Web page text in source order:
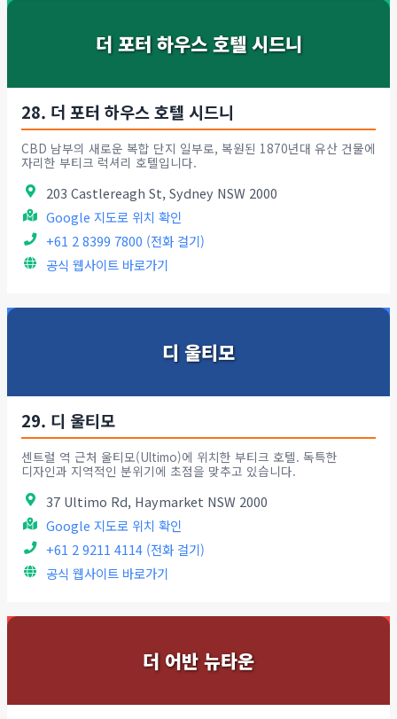
더 포터 하우스 호텔 시드니
28. 더 포터 하우스 호텔 시드니
CBD 남부의 새로운 복합 단지 일부로, 복원된 1870년대 유산 건물에
자리한 부티크 럭셔리 호텔입니다.
203 Castlereagh St, Sydney NSW 2000
Google 지도로 위치 확인
+61 2 8399 7800 (전화 걸기)
공식 웹사이트 바로가기
디 울티모
29. 디 울티모
센트럴 역 근처 울티모(Ultimo)에 위치한 부티크 호텔. 독특한
디자인과 지역적인 분위기에 초점을 맞추고 있습니다.
37 Ultimo Rd, Haymarket NSW 2000
Google 지도로 위치 확인
+61 2 9211 4114 (전화 걸기)
공식 웹사이트 바로가기
더 어반 뉴타운